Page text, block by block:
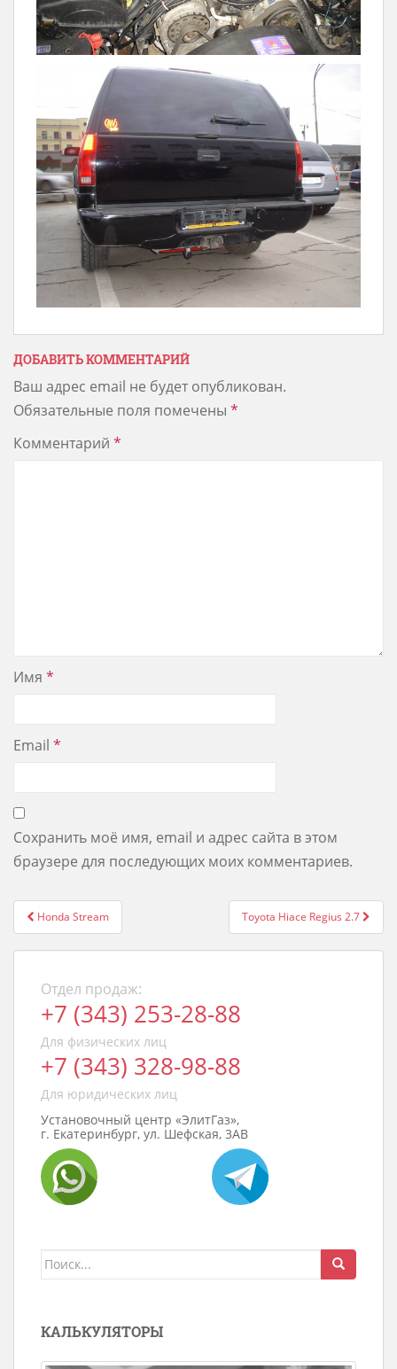
ДОБАВИТЬ КОММЕНТАРИЙ
Ваш адрес email не будет опубликован.
Обязательные поля помечены *
Комментарий *
Имя *
Email *
Сохранить моё имя, email и адрес сайта в этом
браузере для последующих моих комментариев.
Post
navigation
Honda Stream Toyota Hiace Regius 2.7
Отдел продаж:
+7 (343) 253-28-88
Для физических лиц
+7 (343) 328-98-88
Для юридических лиц
Установочный центр «ЭлитГаз»,
г. Екатеринбург, ул. Шефская, 3АВ
Поиск
КАЛЬКУЛЯТОРЫ